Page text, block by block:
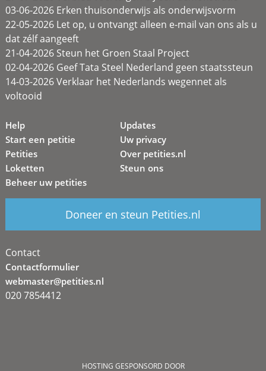
03-06-2026 Erken thuisonderwijs als onderwijsvorm
22-05-2026 Let op, u ontvangt alleen e-mail van ons als u
dat zélf aangeeft
21-04-2026 Steun het Groen Staal Project
02-04-2026 Geef Tata Steel Nederland geen staatssteun
14-03-2026 Verklaar het Nederlands wegennet als
voltooid
Help
Start een petitie
Petities
Loketten
Beheer uw petities
Updates
Uw privacy
Over petities.nl
Steun ons
Doneer en steun Petities.nl
Contact
Contactformulier
webmaster@petities.nl
020 7854412
HOSTING GESPONSORD DOOR